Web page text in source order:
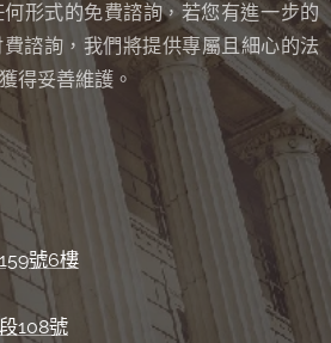
形式的免費諮詢， 若您有進一步的
諮詢，我們將提供專屬且細心的法
得妥善維護。
號6樓
108號